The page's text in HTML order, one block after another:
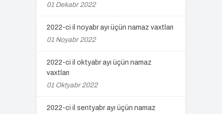
01 Dekabr 2022
2022-ci il noyabr ayı üçün namaz vaxtları
01 Noyabr 2022
2022-ci il oktyabr ayı üçün namaz
vaxtları
01 Oktyabr 2022
2022-ci il sentyabr ayı üçün namaz